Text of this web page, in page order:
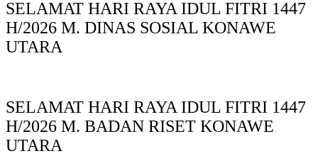
SELAMAT HARI RAYA IDUL FITRI 1447
H/2026 M. DINAS SOSIAL KONAWE
UTARA
SELAMAT HARI RAYA IDUL FITRI 1447
H/2026 M. BADAN RISET KONAWE
UTARA